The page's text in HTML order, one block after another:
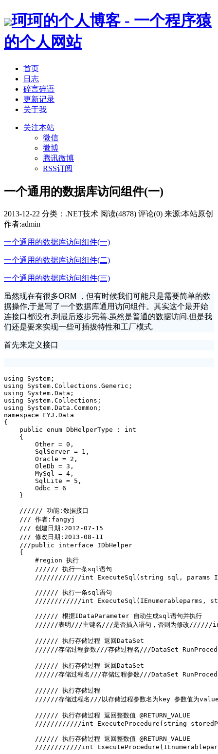
珂珂的个人博客 - 一个程序猿
的个人网站
首页
日志
碎言碎语
更新记录
关于我
关注本站
微信
微博
腾讯微博
RSS订阅
一个通用的数据库访问组件(一)
2013-12-22 分类： .NET技术 阅读(4878) 评论(0) 来源:本站原创
作者:admin
一个通用的数据库访问组件(一)
一个通用的数据库访问组件(二)
一个通用的数据库访问组件(三)
虽然现在有很多ORM ，但有时候我们可能只是需要简单的数
据操作,于是写了一个数据库通用访问组件。其实这个最开始
连接口都没有,到最后逐步完善.虽然是普通的数据访问,但是我
们还是要来实现一些可插拔特性和工厂模式.
首先来定义接口
using System;
using System.Collections.Generic;
using System.Data;
using System.Collections;
using System.Data.Common;
namespace FYJ.Data
{
public enum DbHelperType : int
{
Other = 0,
SqlServer = 1,
Oracle = 2,
OleDb = 3,
MySql = 4,
SqlLite = 5,
Odbc = 6
}
////// 功能:数据接口
/// 作者:fangyj
/// 创建日期:2012-07-15
/// 修改日期:2013-08-11
///public interface IDbHelper
{
#region 执行
////// 执行一条sql语句
////////////int ExecuteSql(string sql, params
////// 执行一条sql语句
////////////int ExecuteSql(IEnumerableparms,
////// 根据IDataParameter 自动生成sql语句并执行
//////表明///主键名///是否插入语句，否则为修改//////int
////// 执行存储过程 返回DataSet
//////存储过程参数///存储过程名///DataSet
////// 执行存储过程 返回DataSet
//////存储过程名///存储过程参数///DataSet
////// 执行存储过程
//////存储过程名///以存储过程参数名为key 参数值为
////// 执行存储过程 返回整数值 @RETURN_VALUE
////////////int ExecuteProcedure(string
////// 执行存储过程 返回整数值 @RETURN_VALUE
////////////int